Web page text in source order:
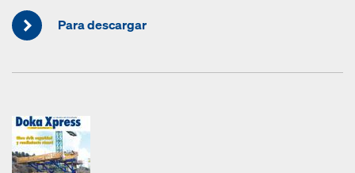
Para descargar